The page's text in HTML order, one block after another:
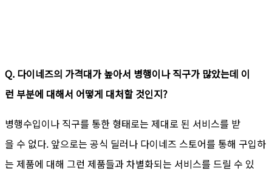
Q. 다이네즈의 가격대가 높아서 병행이나 직구가 많았는데 이
런 부분에 대해서 어떻게 대처할 것인지?
병행수입이나 직구를 통한 형태로는 제대로 된 서비스를 받
을 수 없다. 앞으로는 공식 딜러나 다이네즈 스토어를 통해 구입하
는 제품에 대해 그런 제품들과 차별화되는 서비스를 드릴 수 있